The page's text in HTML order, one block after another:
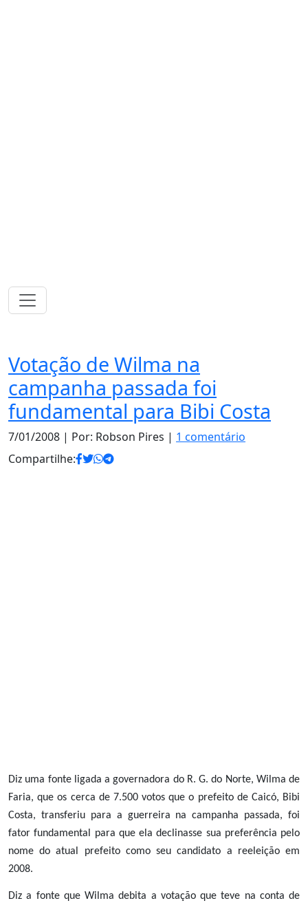
Votação de Wilma na
campanha passada foi
fundamental para Bibi Costa
7/01/2008 | Por: Robson Pires | 1 comentário
Compartilhe:
Diz uma fonte ligada a governadora do R. G. do Norte, Wilma de
Faria, que os cerca de 7.500 votos que o prefeito de Caicó, Bibi
Costa, transferiu para a guerreira na campanha passada, foi
fator fundamental para que ela declinasse sua preferência pelo
nome do atual prefeito como seu candidato a reeleição em
2008.
Diz a fonte que Wilma debita a votação que teve na conta de